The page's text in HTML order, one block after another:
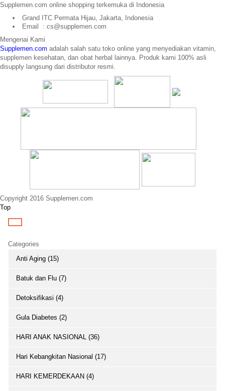
Supplemen.com online shopping terkemuka di Indonesia
Grand ITC Permata Hijau, Jakarta, Indonesia
Email : cs@supplemen.com
Mengenai Kami
Supplemen.com adalah salah satu toko online yang menyediakan vitamin,
supplemen kesehatan, dan obat herbal lainnya. Produk kami 100% asli
disupply langsung dari distributor resmi.
Copyright 2016 Supplemen.com
Top
Categories
Anti Aging (15)
Batuk dan Flu (7)
Detoksifikasi (4)
Gula Diabetes (2)
HARI ANAK NASIONAL (36)
Hari Kebangkitan Nasional (17)
HARI KEMERDEKAAN (4)